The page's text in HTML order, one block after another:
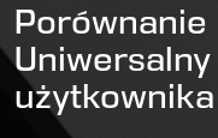
Porównanie
użytkownika